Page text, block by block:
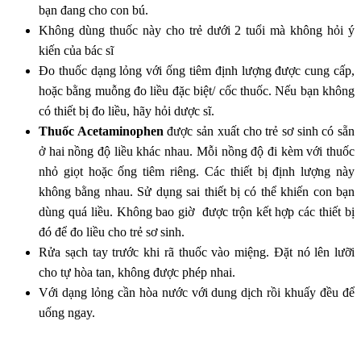
bạn đang cho con bú.
Không dùng thuốc này cho trẻ dưới 2 tuổi mà không hỏi ý
kiến của bác sĩ
Đo thuốc dạng lỏng với ống tiêm định lượng được cung cấp,
hoặc bằng muỗng đo liều đặc biệt/ cốc thuốc. Nếu bạn không
có thiết bị đo liều, hãy hỏi dược sĩ.
Thuốc Acetaminophen được sản xuất cho trẻ sơ sinh có sẵn
ở hai nồng độ liều khác nhau. Mỗi nồng độ đi kèm với thuốc
nhỏ giọt hoặc ống tiêm riêng. Các thiết bị định lượng này
không bằng nhau. Sử dụng sai thiết bị có thể khiến con bạn
dùng quá liều. Không bao giờ được trộn kết hợp các thiết bị
đó để đo liều cho trẻ sơ sinh.
Rửa sạch tay trước khi rã thuốc vào miệng. Đặt nó lên lưỡi
cho tự hòa tan, không được phép nhai.
Với dạng lỏng cần hòa nước với dung dịch rồi khuấy đều để
uống ngay.